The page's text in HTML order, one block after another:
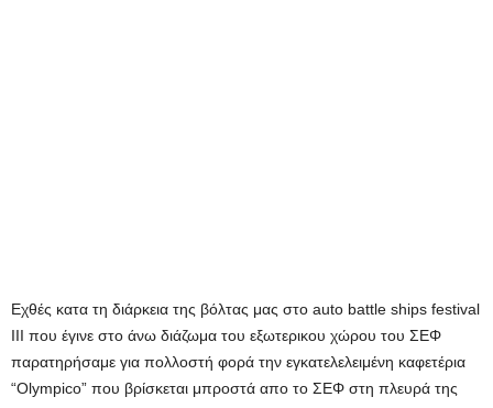
Εχθές κατα τη διάρκεια της βόλτας μας στο auto battle ships festival
III που έγινε στο άνω διάζωμα του εξωτερικου χώρου του ΣΕΦ
παρατηρήσαμε για πολλοστή φορά την εγκατελελειμένη καφετέρια
“Olympico” που βρίσκεται μπροστά απο το ΣΕΦ στη πλευρά της